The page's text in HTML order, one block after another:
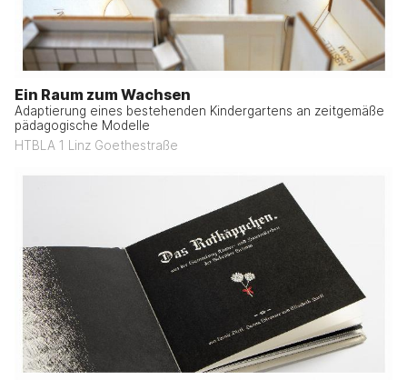
Ein Raum zum Wachsen
Adaptierung eines bestehenden Kindergartens an zeitgemäße
pädagogische Modelle
HTBLA 1 Linz Goethestraße